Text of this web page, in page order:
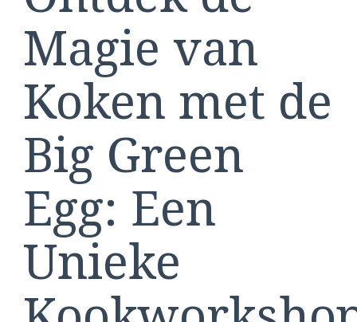
Magie van
Koken met de
Big Green
Egg: Een
Unieke